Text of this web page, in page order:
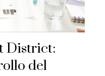
District:
del